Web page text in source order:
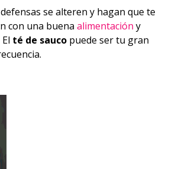
se alteren y hagan que te
con una buena alimentación y
té de sauco puede ser tu gran